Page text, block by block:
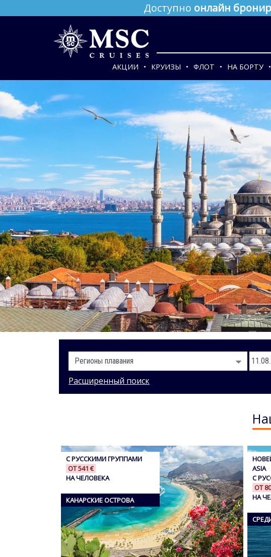
Доступно онлайн
АКЦИИ КРУИЗЫ ФЛОТ НА БОРТУ
Previous
Расширенный поиск
С РУССКИМИ ГРУППАМИ
ОТ 541 €
НА ЧЕЛОВЕКА
КАНАРСКИЕ ОСТРОВА
ASIA
С
ОТ
НА